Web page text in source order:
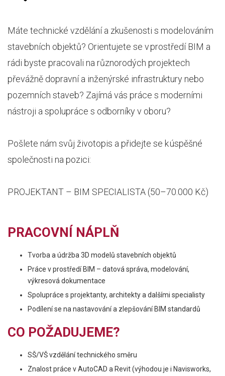
Máte technické vzdělání a zkušenosti s modelováním
stavebních objektů? Orientujete se v prostředí BIM a
rádi byste pracovali na různorodých projektech
převážně dopravní a inženýrské infrastruktury nebo
pozemních staveb? Zajímá vás práce s moderními
nástroji a spolupráce s odborníky v oboru?
Pošlete nám svůj životopis a přidejte se k úspěšné
společnosti na pozici:
PROJEKTANT – BIM SPECIALISTA (50–70.000 Kč)
PRACOVNÍ NÁPLŇ
Tvorba a údržba 3D modelů stavebních objektů
Práce v prostředí BIM – datová správa, modelování,
výkresová dokumentace
Spolupráce s projektanty, architekty a dalšími specialisty
Podílení se na nastavování a zlepšování BIM standardů
CO POŽADUJEME?
SŠ/VŠ vzdělání technického směru
Znalost práce v AutoCAD a Revit (výhodou je i Navisworks,